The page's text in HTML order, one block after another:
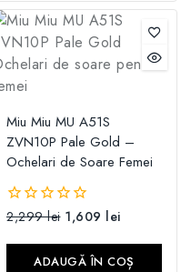
Miu Miu MU A51S
ZVN10P Pale Gold –
Ochelari de Soare Femei
0
5
2,299lei 1,609 lei
ADAUGĂ ÎN COȘ